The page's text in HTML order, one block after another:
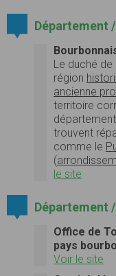
Département
Le duché de
région
ancienne
territoire
trouvent
comme le
(
le site
Département
Office de
pays
Voir le site